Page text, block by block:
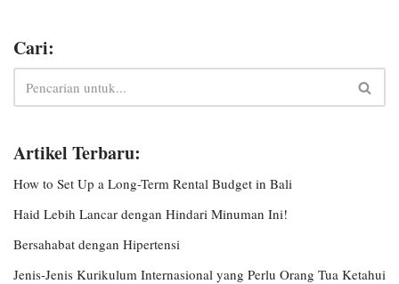
Cari:
Artikel Terbaru:
How to Set Up a Long-Term Rental Budget in Bali
Haid Lebih Lancar dengan Hindari Minuman Ini!
Bersahabat dengan Hipertensi
Jenis-Jenis Kurikulum Internasional yang Perlu Orang Tua Ketahui